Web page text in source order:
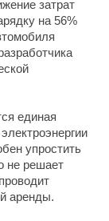
затрат
на 56%
единая
упростить
не решает
аренды.